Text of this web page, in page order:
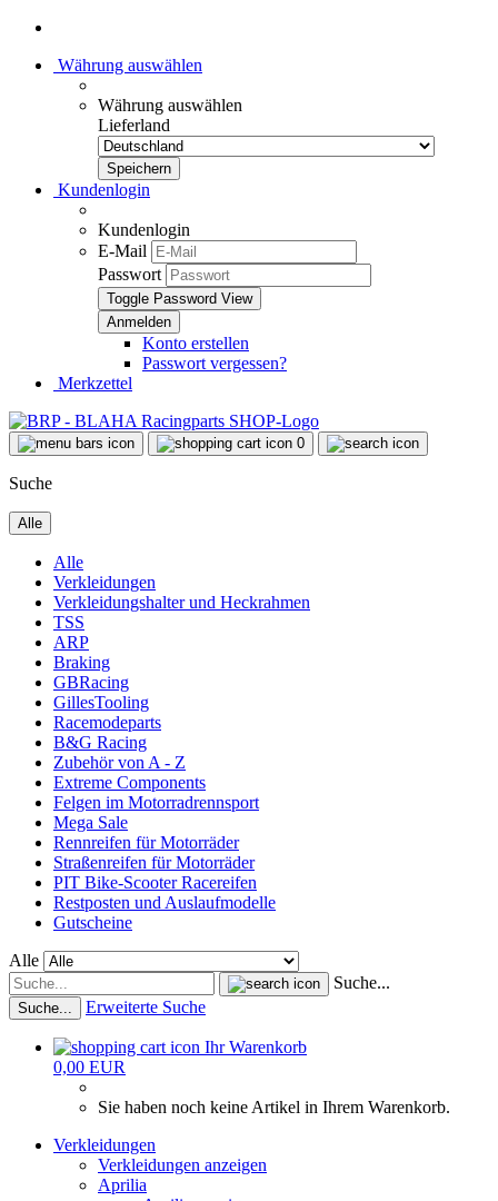
Währung auswählen
Währung auswählen
Lieferland
Kundenlogin
Kundenlogin
E-Mail
Passwort
Toggle Password View
Konto erstellen
Passwort vergessen?
Merkzettel
0
Suche
Alle
Alle
Verkleidungen
Verkleidungshalter und Heckrahmen
TSS
ARP
Braking
GBRacing
GillesTooling
Racemodeparts
B&G Racing
Zubehör von A - Z
Extreme Components
Felgen im Motorradrennsport
Mega Sale
Rennreifen für Motorräder
Straßenreifen für Motorräder
PIT Bike-Scooter Racereifen
Restposten und Auslaufmodelle
Gutscheine
Alle
Suche...
Suche... Erweiterte Suche
Ihr Warenkorb
0,00 EUR
Sie haben noch keine Artikel in Ihrem Warenkorb.
Verkleidungen
Verkleidungen anzeigen
Aprilia